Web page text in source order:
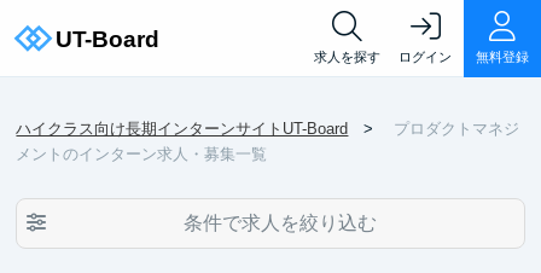
求人を探す ログイン 無料登録
ハイクラス向け長期インターンサイトUT-Board
プロダクトマネジ
メントのインターン求人・募集一覧
条件で求人を絞り込む